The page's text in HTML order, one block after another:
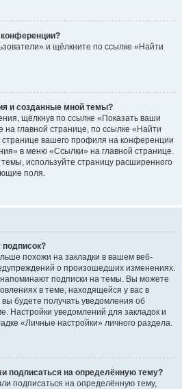
конференции?
и щёлкните по ссылке «Найти
и созданные мной темы?
щёлкнув по ссылке «Показать ваши
главной странице, по ссылке «Найти
вашего профиля на конференции
в меню «Ссылки» на главной странице.
используйте страницу расширенного
поля.
подписок?
похожи на закладки в вашем веб-
о произошедших изменениях.
подписки на темы. Вы можете
в теме, находящейся у вас в
вы будете получать уведомления об
Настройки уведомлений для закладок и
«Личные настройки» личного раздела.
подписаться на определённую тему?
подписаться на определённую тему,